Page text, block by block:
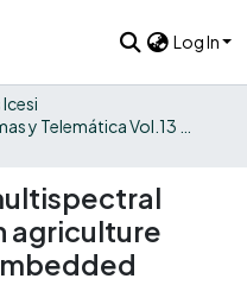
Log In
agriculture